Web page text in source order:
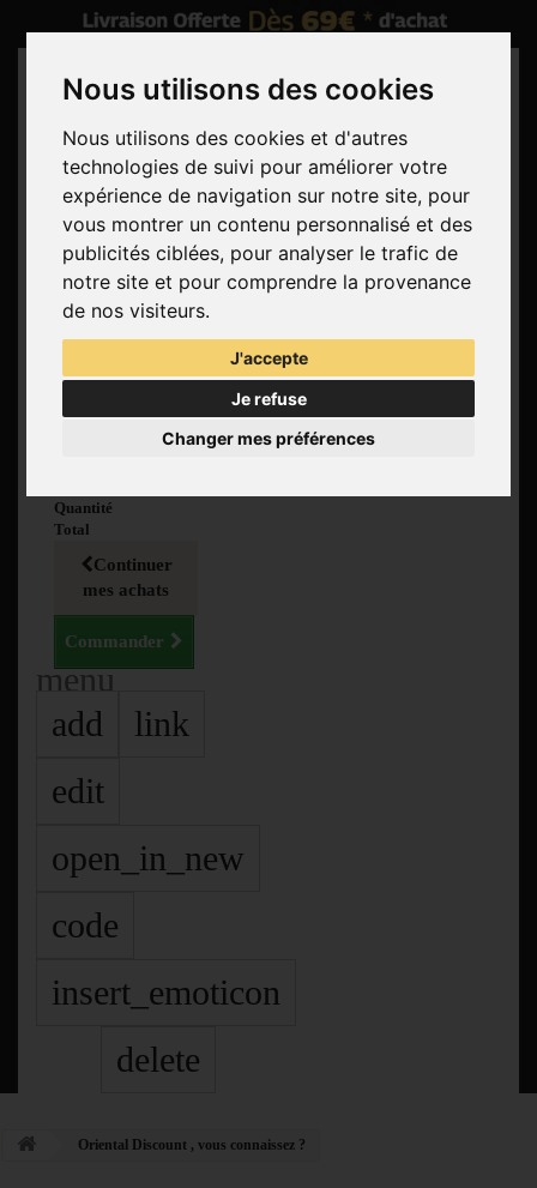
Nous utilisons des cookies
Nous utilisons des cookies et d'autres
technologies de suivi pour améliorer votre
expérience de navigation sur notre site, pour
vous montrer un contenu personnalisé et des
publicités ciblées, pour analyser le trafic de
notre site et pour comprendre la provenance
de nos visiteurs.
J'accepte
Je refuse
Changer mes préférences
Rechercher
Panier(vide)
Aucun produit
Livraison gratuite !
Livraison
Quantité
Total
Continuer
mes achats
Commander
menu
add
link
edit
open_in_new
code
insert_emoticon
delete
Oriental Discount , vous connaissez ?